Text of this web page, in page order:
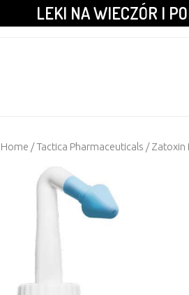
LEKI NA WIECZÓR I
Home /Tactica Pharmaceuticals / Zatoxin